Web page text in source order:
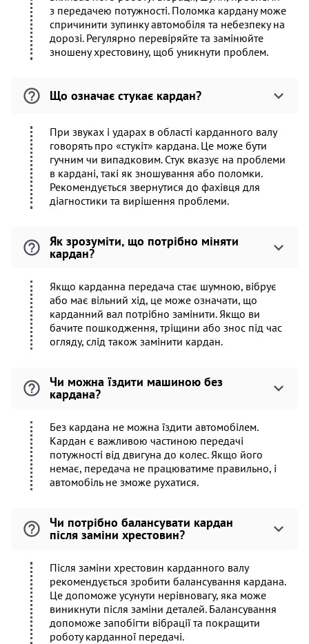
з передачею потужності. Поломка кардану може
спричинити зупинку автомобіля та небезпеку на
дорозі. Регулярно перевіряйте та замінюйте
зношену хрестовину, щоб уникнути проблем.
Що означає стукає кардан?
При звуках і ударах в області карданного валу
говорять про «стукіт» кардана. Це може бути
гучним чи випадковим. Стук вказує на проблеми
в кардані, такі як зношування або поломки.
Рекомендується звернутися до фахівця для
діагностики та вирішення проблеми.
Як зрозуміти, що потрібно міняти
кардан?
Якщо карданна передача стає шумною, вібрує
або має вільний хід, це може означати, що
карданний вал потрібно замінити. Якщо ви
бачите пошкодження, тріщини або знос під час
огляду, слід також замінити кардан.
Чи можна їздити машиною без
кардана?
Без кардана не можна їздити автомобілем.
Кардан є важливою частиною передачі
потужності від двигуна до колес. Якщо його
немає, передача не працюватиме правильно, і
автомобіль не зможе рухатися.
Чи потрібно балансувати кардан
після заміни хрестовин?
Після заміни хрестовин карданного валу
рекомендується зробити балансування кардана.
Це допоможе усунути нерівновагу, яка може
виникнути після заміни деталей. Балансування
допоможе запобігти вібрації та покращити
роботу карданної передачі.